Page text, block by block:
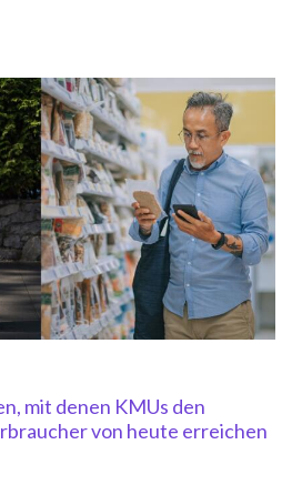
mit denen KMUs den
von heute erreichen